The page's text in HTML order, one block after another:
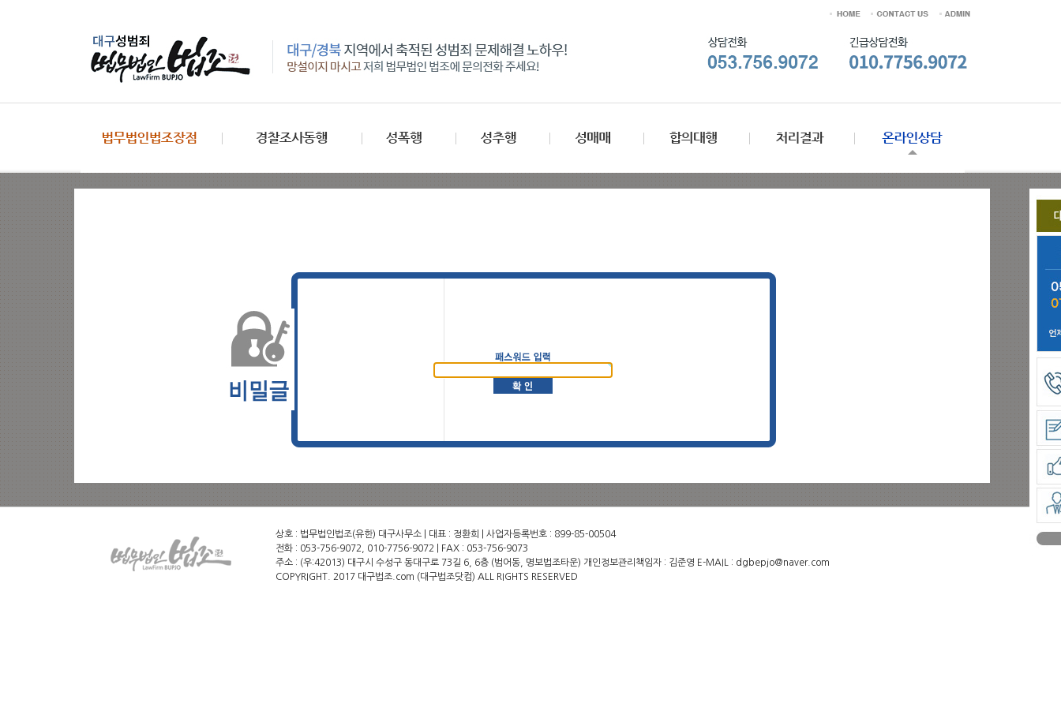
상호 : 법무법인법조(유한) 대구사무소 | 대표 : 정환희 | 사업자등록번호 : 899-85-00504
전화 : 053-756-9072, 010-7756-9072 | FAX : 053-756-9073
주소 : (우:42013) 대구시 수성구 동대구로 73길 6, 6층 (범어동, 명보법조타운) 개인정보관리책임자 : 김준영 E-MAIL : dgbepjo@naver.com
COPYRIGHT. 2017 대구법조.com (대구법조닷컴) ALL RIGHTS RESERVED